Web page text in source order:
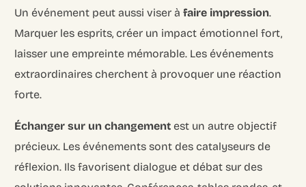
Un événement peut aussi viser àfaire impression.
Marquer les esprits, créer un impact émotionnel fort,
laisser une empreinte mémorable. Les événements
extraordinaires cherchent à provoquer une réaction
forte.
Échanger sur un changement est un autre objectif
précieux. Les événements sont des catalyseurs de
réflexion. Ils favorisent dialogue et débat sur des